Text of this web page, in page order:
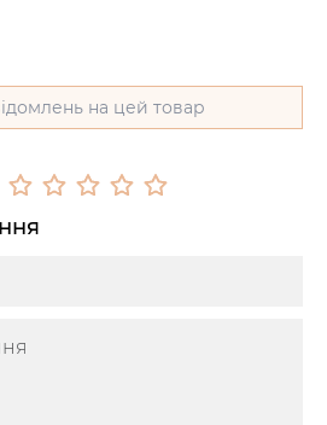
на цей товар